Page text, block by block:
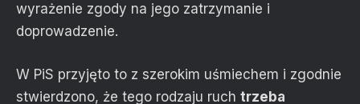
wyrażenie zgody na jego zatrzymanie i
doprowadzenie.
W PiS przyjęto to z szerokim uśmiechem i zgodnie
stwierdzono, że tego rodzaju ruch trzeba